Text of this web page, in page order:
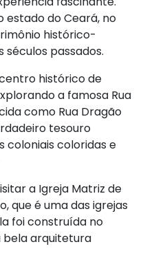
estado do Ceará, no
histórico-
passados.
histórico de
a famosa Rua
como Rua Dragão
tesouro
coloniais coloridas e
a Igreja Matriz de
que é uma das igrejas
foi construída no
bela arquitetura